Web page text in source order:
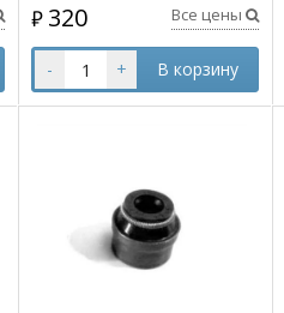
₽ 320 Все цены
- + В корзину